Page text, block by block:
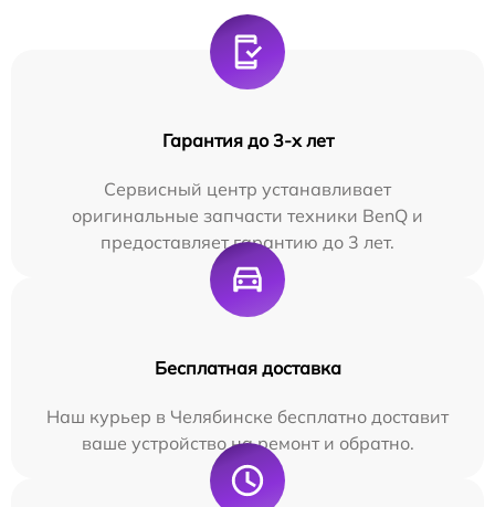
Гарантия до 3-х лет
Сервисный центр устанавливает
оригинальные запчасти техники BenQ и
предоставляет гарантию до 3 лет.
Бесплатная доставка
Наш курьер в Челябинске бесплатно доставит
ваше устройство на ремонт и обратно.